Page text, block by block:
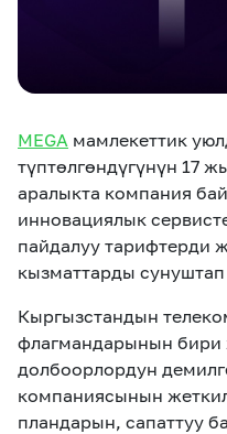
Биз жөнүндө
Офис
жана
MegaTV
MEGA мамлекеттик
түптөлгөндүгүнүн 17
аралыкта компания
инновациялык
пайдалуу тарифтерди
кызматтарды сунуштап
Кыргызстандын
флагмандарынын
долбоорлордун
компаниясынын
пландарын, сапаттуу